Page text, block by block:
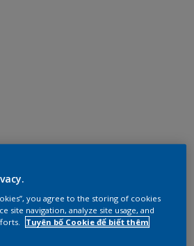
you agree to the storing of cookies
site navigation, analyze site usage, and
Tuyên bố Cookie để biết thêm